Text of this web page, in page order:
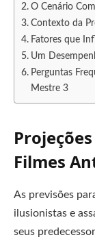
O Cenário
Contexto da
Fatores que
Um
Perguntas
Mestre 3
Filmes
As previsões
ilusionistas e
seus